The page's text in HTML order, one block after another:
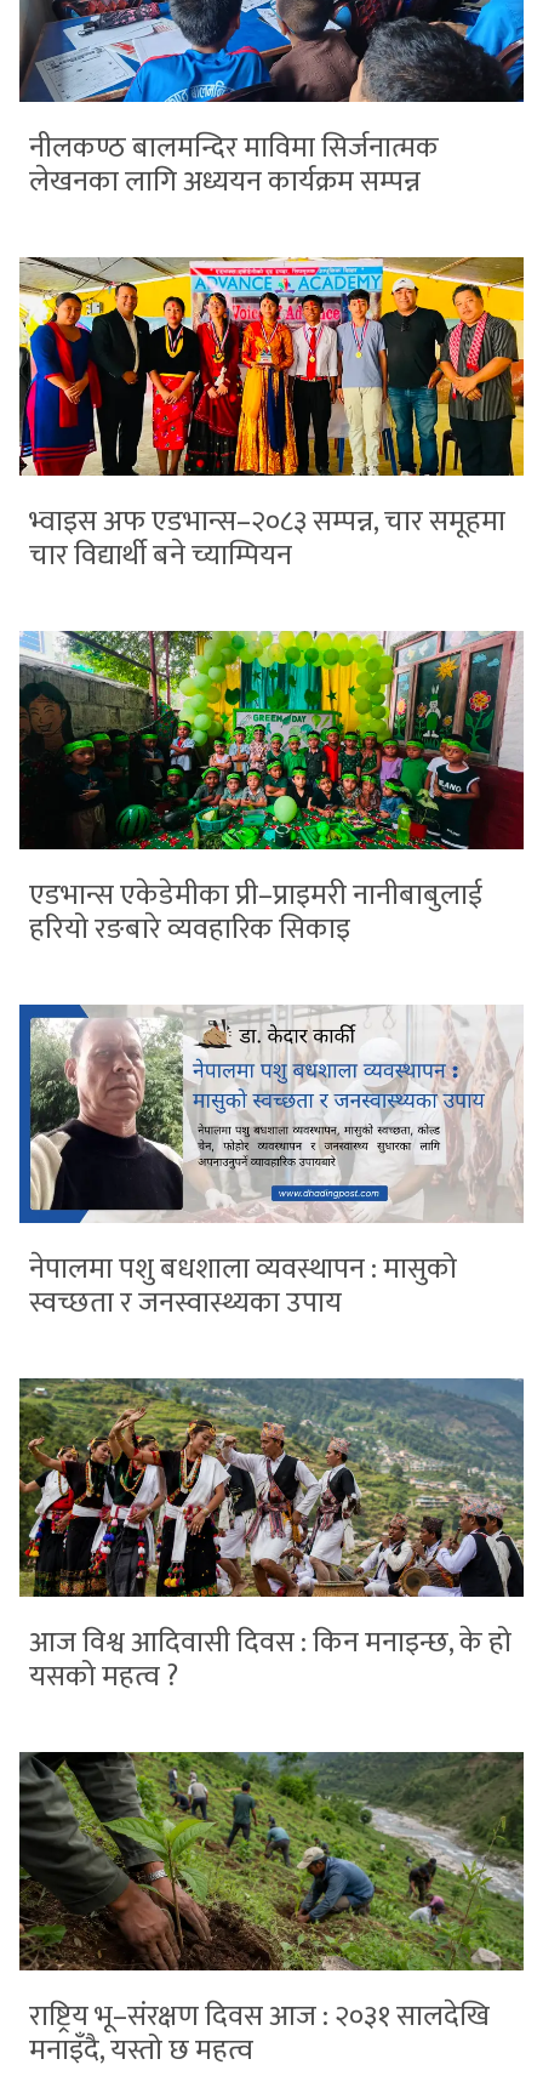
नीलकण्ठ बालमन्दिर माविमा सिर्जनात्मक
लेखनका लागि अध्ययन कार्यक्रम सम्पन्न
भ्वाइस अफ एडभान्स–२०८३ सम्पन्न, चार समूहमा
चार विद्यार्थी बने च्याम्पियन
एडभान्स एकेडेमीका प्री–प्राइमरी नानीबाबुलाई
हरियो रङबारे व्यवहारिक सिकाइ
नेपालमा पशु बधशाला व्यवस्थापन : मासुको
स्वच्छता र जनस्वास्थ्यका उपाय
आज विश्व आदिवासी दिवस : किन मनाइन्छ, के हो
यसको महत्व ?
राष्ट्रिय भू–संरक्षण दिवस आज : २०३१ सालदेखि
मनाइँदै, यस्तो छ महत्व